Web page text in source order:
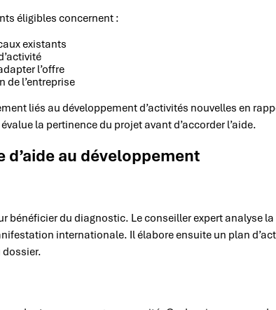
éligibles concernent :
existants
l’offre
de l’entreprise
liés au développement d’activités nouvelles en
la pertinence du projet avant d’accorder l’aide.
d’aide au développement
bénéficier du diagnostic. Le conseiller expert analyse
internationale. Il élabore ensuite un plan